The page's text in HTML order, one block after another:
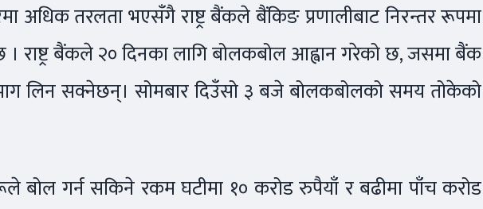
अधिक तरलता भएसँगै राष्ट्र बैंकले बैंकिङ प्रणालीबाट निरन्तर रूपमा
राष्ट्र बैंकले २० दिनका लागि बोलकबोल आह्वान गरेको छ, जसमा बैंक
लिन सक्नेछन्। सोमबार दिउँसो ३ बजे बोलकबोलको समय तोकेको
बोल गर्न सकिने रकम घटीमा १० करोड रुपैयाँ र बढीमा पाँच करोड